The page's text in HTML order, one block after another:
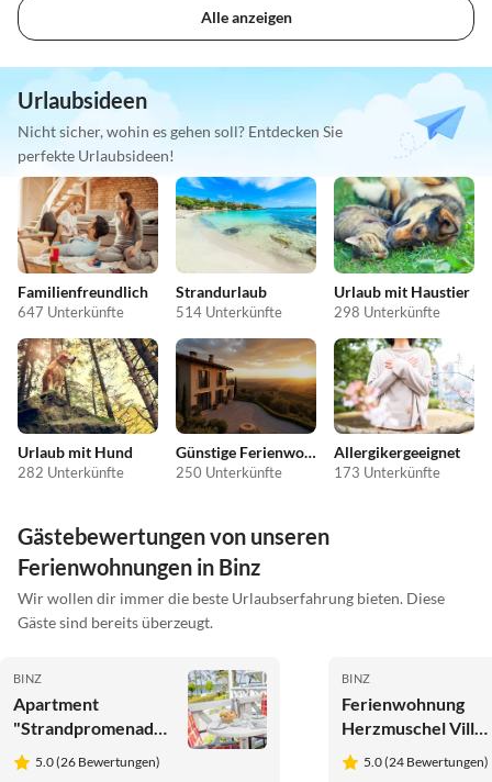
Alle anzeigen
Urlaubsideen
Nicht sicher, wohin es gehen soll? Entdecken Sie
perfekte Urlaubsideen!
Familienfreundlich
647 Unterkünfte
Strandurlaub
514 Unterkünfte
Urlaub mit Haustier
298 Unterkünfte
Urlaub mit Hund
282 Unterkünfte
Günstige Ferienwohnungen
250 Unterkünfte
Allergikergeeignet
173 Unterkünfte
Gästebewertungen von unseren
Ferienwohnungen in Binz
Wir wollen dir immer die beste Urlaubserfahrung bieten. Diese
Gäste sind bereits überzeugt.
BINZ
Apartment
"Strandpromenade"
- Haus Strelasund
5.0 (26 Bewertungen)
BINZ
Ferienwohnung
Herzmuschel Villa
Seerose
5.0 (24 Bewertungen)